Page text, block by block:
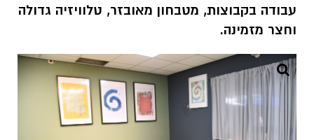
עבודה בקבוצות, מטבחון מאובזר, טלוויזיה גדולה
וחצר מזמינה.